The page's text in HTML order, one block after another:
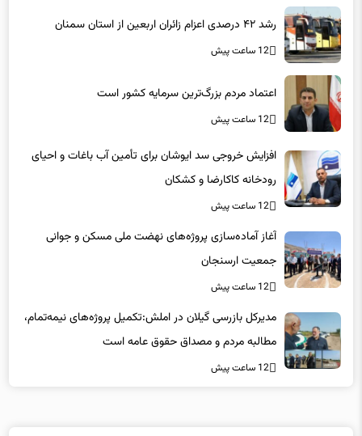
12 ساعت پیش
12 ساعت پیش
رودخانه‌ کاکارضا و کشکان
12 ساعت پیش
آغاز آماده‌سازی پروژه‌های نهضت ملی مسکن و جوانی
جمعیت ارسنجان
12 ساعت پیش
مدیرکل بازرسی گیلان در املش:تکمیل پروژه‌های نیمه‌تمام،
مطالبه مردم و مصداق حقوق عامه است
12 ساعت پیش